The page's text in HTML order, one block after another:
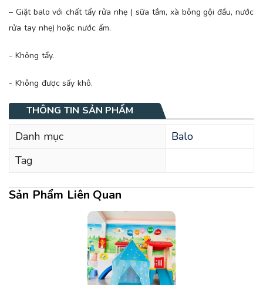
– Giặt balo với chất tẩy rửa nhẹ ( sữa tắm, xà bông gội đầu, nước
rửa tay nhẹ) hoặc nước ấm.
- Không tẩy.
- Không được sấy khô.
THÔNG TIN SẢN PHẨM
Danh mục
Balo
Tag
Sản Phẩm Liên Quan